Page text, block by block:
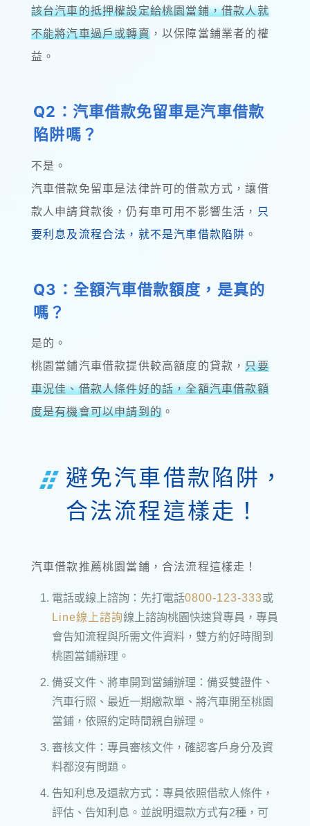
該台汽車的抵押權設定給桃園當鋪，借款人就
不能將汽車過戶或轉賣，以保障當鋪業者的權
益。
Q2：汽車借款免留車是汽車借款
陷阱嗎？
不是。
汽車借款免留車是法律許可的借款方式，讓借
款人申請貸款後，仍有車可用不影響生活， 只
要利息及流程合法，就不是汽車借款陷阱 。
Q3：全額汽車借款額度，是真的
嗎？
是的。
桃園當鋪汽車借款提供較高額度的貸款，只要
車況佳、借款人條件好的話，全額汽車借款額
度是有機會可以申請到的 。
避免汽車借款陷阱，
合法流程這樣走！
汽車借款推薦桃園當鋪，合法流程這樣走！
電話或線上諮詢：先打電話0800-123-333或
Line線上諮詢線上諮詢桃園快速貸專員，專員
會告知流程與所需文件資料，雙方約好時間到
桃園當鋪辦理。
備妥文件、將車開到當鋪辦理：備妥雙證件、
汽車行照、最近一期繳款單、將汽車開至桃園
當鋪，依照約定時間親自辦理。
審核文件：專員審核文件，確認客戶身分及資
料都沒有問題。
告知利息及還款方式：專員依照借款人條件，
評估、告知利息。並說明還款方式有2種，可